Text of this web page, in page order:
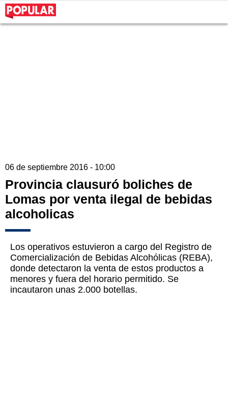
06 de septiembre 2016 - 10:00
Provincia clausuró boliches de
Lomas por venta ilegal de bebidas
alcoholicas
Los operativos estuvieron a cargo del Registro de
Comercialización de Bebidas Alcohólicas (REBA),
donde detectaron la venta de estos productos a
menores y fuera del horario permitido. Se
incautaron unas 2.000 botellas.